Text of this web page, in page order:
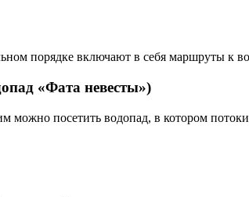
порядке включают в себя маршруты к
«Фата невесты»)
посетить водопад, в котором